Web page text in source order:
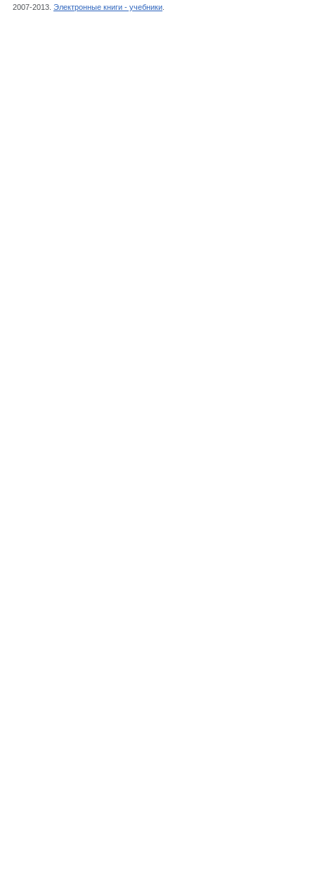
2007-2013. Электронные книги - учебники